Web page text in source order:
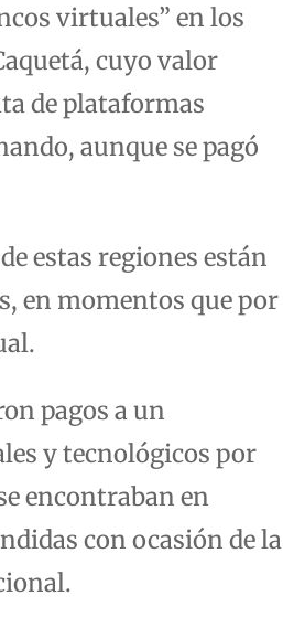
virtuales” en los
cuyo valor
de plataformas
aunque se pagó
estas regiones están
en momentos que por
pagos a un
y tecnológicos por
encontraban en
con ocasión de la